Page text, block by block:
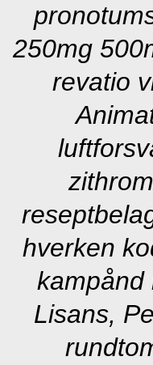
250mg
revatio
hverken
Lisans,